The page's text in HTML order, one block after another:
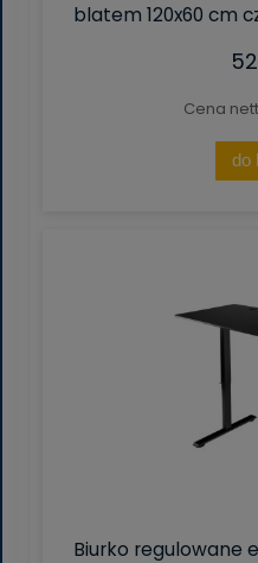
blatem 120x60 cm
Cena
do
Biurko regulowane